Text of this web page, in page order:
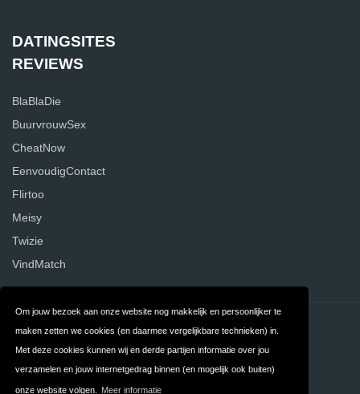
Om jouw bezoek aan onze website nog makkelijk en persoonlijker te
maken zetten we cookies (en daarmee vergelijkbare technieken) in.
Met deze cookies kunnen wij en derde partijen informatie over jou
verzamelen en jouw internetgedrag binnen (en mogelijk ook buiten)
onze website volgen. Meer informatie
DATINGSITES
REVIEWS
BlaBlaDie
BuurvrouwSex
CheatNow
EenvoudigContact
Flirtoo
Meisy
Twizie
VindMatch
Contact
Privacy
Algemene
Voorwaarden
FAQ